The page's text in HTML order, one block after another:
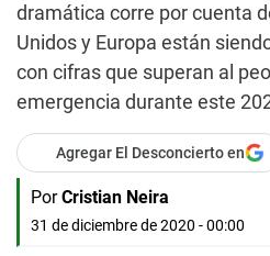
dramática corre por cuenta
Unidos y Europa están
con cifras que superan al
emergencia durante este
Agregar El Desconcierto en
Por Cristian Neira
31 de diciembre de 2020 - 00:00